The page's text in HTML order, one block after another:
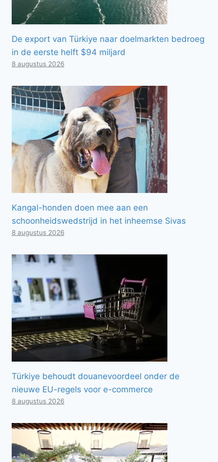
De export van Türkiye naar doelmarkten bedroeg
in de eerste helft $94 miljard
8 augustus 2026
Kangal-honden doen mee aan een
schoonheidswedstrijd in het inheemse Sivas
8 augustus 2026
Türkiye behoudt douanevoordeel onder de
nieuwe EU-regels voor e-commerce
8 augustus 2026